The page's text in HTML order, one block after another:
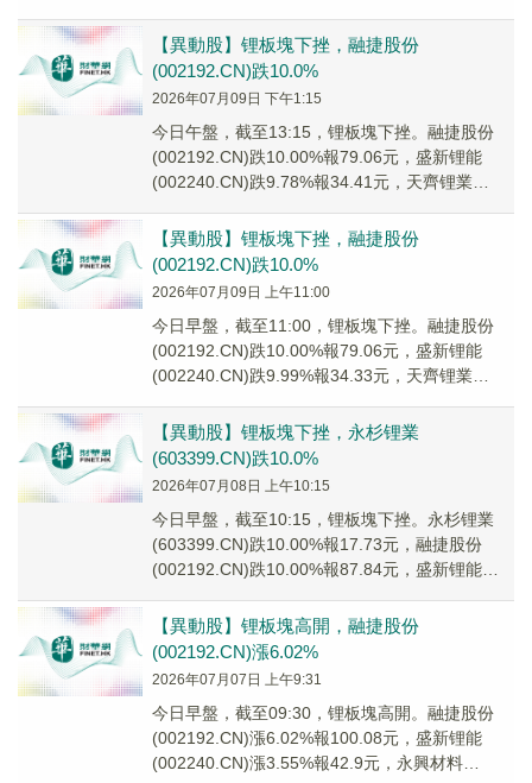
【異動股】锂板塊下挫，融捷股份
(002192.CN)跌10.0%
2026年07月09日 下午1:15
今日午盤，截至13:15，锂板塊下挫。融捷股份
(002192.CN)跌10.00%報79.06元，盛新锂能
(002240.CN)跌9.78%報34.41元，天齊锂業
【異動股】锂板塊下挫，融捷股份
(002192.CN)跌10.0%
2026年07月09日 上午11:00
今日早盤，截至11:00，锂板塊下挫。融捷股份
(002192.CN)跌10.00%報79.06元，盛新锂能
(002240.CN)跌9.99%報34.33元，天齊锂業
【異動股】锂板塊下挫，永杉锂業
(603399.CN)跌10.0%
2026年07月08日 上午10:15
今日早盤，截至10:15，锂板塊下挫。永杉锂業
(603399.CN)跌10.00%報17.73元，融捷股份
(002192.CN)跌10.00%報87.84元，盛新锂能
【異動股】锂板塊高開，融捷股份
(002192.CN)漲6.02%
2026年07月07日 上午9:31
今日早盤，截至09:30，锂板塊高開。融捷股份
(002192.CN)漲6.02%報100.08元，盛新锂能
(002240.CN)漲3.55%報42.9元，永興材料